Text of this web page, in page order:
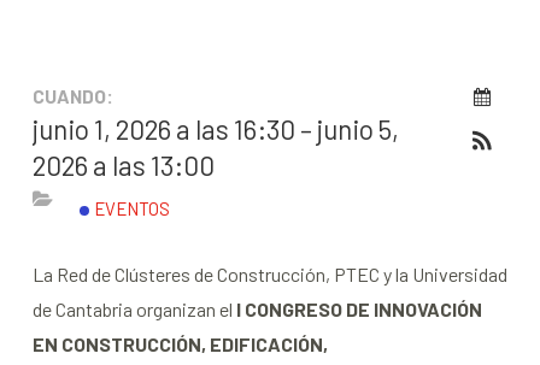
CUANDO:
junio 1, 2026 a las 16:30 – junio 5,
2026 a las 13:00
EVENTOS
La Red de Clústeres de Construcción, PTEC y la Universidad
de Cantabria organizan el I CONGRESO DE INNOVACIÓN
EN CONSTRUCCIÓN, EDIFICACIÓN,